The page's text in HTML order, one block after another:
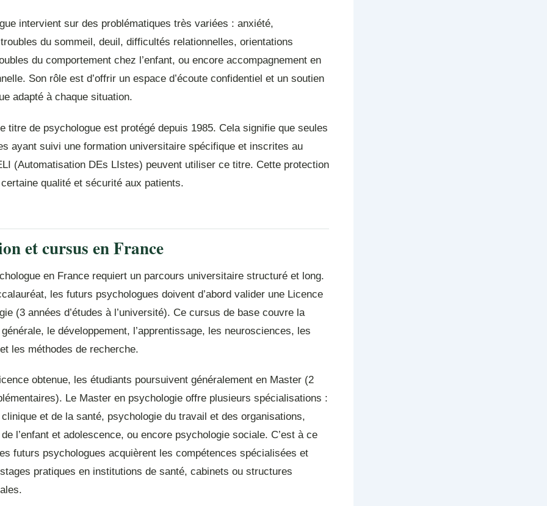
intervient sur des problématiques très variées : anxiété,
du sommeil, deuil, difficultés relationnelles, orientations
du comportement chez l’enfant, ou encore accompagnement en
Son rôle est d’offrir un espace d’écoute confidentiel et un soutien
adapté à chaque situation.
titre de psychologue est protégé depuis 1985. Cela signifie que seules
ayant suivi une formation universitaire spécifique et inscrites au
(Automatisation DEs LIstes) peuvent utiliser ce titre. Cette protection
qualité et sécurité aux patients.
et cursus en France
en France requiert un parcours universitaire structuré et long.
les futurs psychologues doivent d’abord valider une Licence
(3 années d’études à l’université). Ce cursus de base couvre la
le développement, l’apprentissage, les neurosciences, les
les méthodes de recherche.
obtenue, les étudiants poursuivent généralement en Master (2
Le Master en psychologie offre plusieurs spécialisations :
et de la santé, psychologie du travail et des organisations,
l’enfant et adolescence, ou encore psychologie sociale. C’est à ce
futurs psychologues acquièrent les compétences spécialisées et
pratiques en institutions de santé, cabinets ou structures